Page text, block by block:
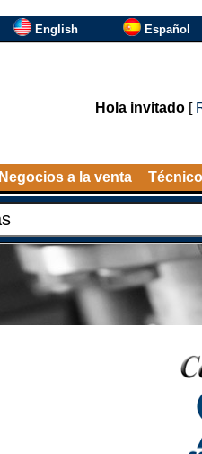
English Español
Hola invitado[
Negocios a la venta